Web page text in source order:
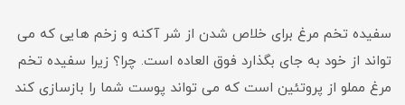
سفیده تخم مرغ برای خلاص شدن از شر آکنه و زخم هایی که می
تواند از خود به جای بگذارد فوق العاده است. چرا؟ زیرا سفیده تخم
مرغ مملو از پروتئین است که می تواند پوست شما را بازسازی کند